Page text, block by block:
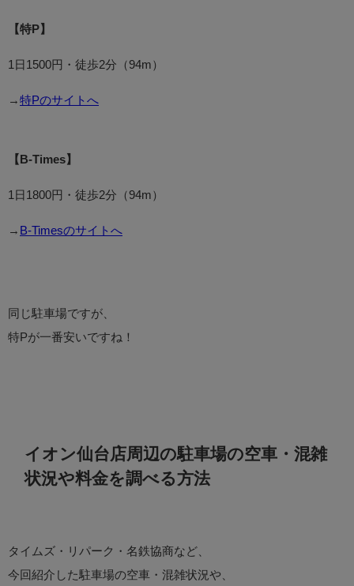
【特P】
1日1500円・徒歩2分（94m）
→ 特Pのサイトへ
【B-Times】
1日1800円・徒歩2分（94m）
→ B-Timesのサイトへ
同じ駐車場ですが、
特Pが一番安いですね！
イオン仙台店周辺の駐車場の空車・混雑
状況や料金を調べる方法
タイムズ・リパーク・名鉄協商など、
今回紹介した駐車場の空車・混雑状況や、